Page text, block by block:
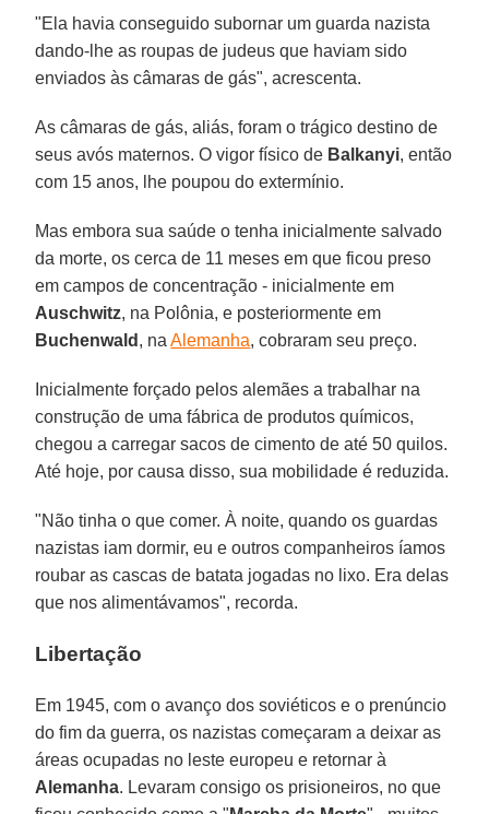
"Ela havia conseguido subornar um guarda nazista
dando-lhe as roupas de judeus que haviam sido
enviados às câmaras de gás", acrescenta.
As câmaras de gás, aliás, foram o trágico destino de
seus avós maternos. O vigor físico de Balkanyi, então
com 15 anos, lhe poupou do extermínio.
Mas embora sua saúde o tenha inicialmente salvado
da morte, os cerca de 11 meses em que ficou preso
em campos de concentração - inicialmente em
Auschwitz, na Polônia, e posteriormente em
Buchenwald , naAlemanha, cobraram seu preço.
Inicialmente forçado pelos alemães a trabalhar na
construção de uma fábrica de produtos químicos,
chegou a carregar sacos de cimento de até 50 quilos.
Até hoje, por causa disso, sua mobilidade é reduzida.
"Não tinha o que comer. À noite, quando os guardas
nazistas iam dormir, eu e outros companheiros íamos
roubar as cascas de batata jogadas no lixo. Era delas
que nos alimentávamos", recorda.
Libertação
Em 1945, com o avanço dos soviéticos e o prenúncio
do fim da guerra, os nazistas começaram a deixar as
áreas ocupadas no leste europeu e retornar à
Alemanha. Levaram consigo os prisioneiros, no que